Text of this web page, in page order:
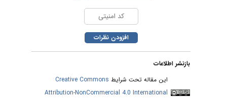
بازنشر اطلاعات
این مقاله تحت شرایطCreative Commons
Attribution-NonCommercial 4.0 International